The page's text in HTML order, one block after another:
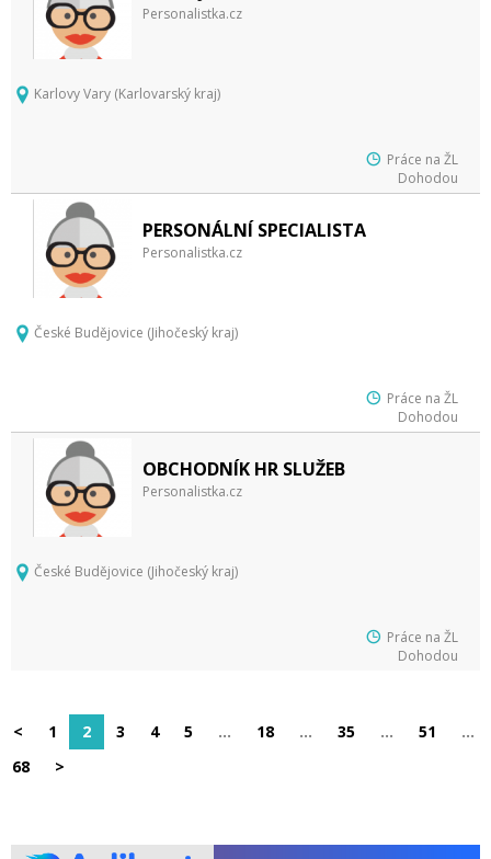
Personalistka.cz
Karlovy Vary (Karlovarský kraj)
Práce na ŽL
Dohodou
PERSONÁLNÍ SPECIALISTA
Personalistka.cz
České Budějovice (Jihočeský kraj)
Práce na ŽL
Dohodou
OBCHODNÍK HR SLUŽEB
Personalistka.cz
České Budějovice (Jihočeský kraj)
Práce na ŽL
Dohodou
< 1 2 3 4 5 … 18 … 35 … 51
…
68
>